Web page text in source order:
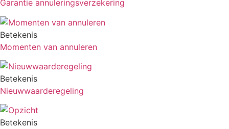
Garantie annuleringsverzekering
Betekenis
Momenten van annuleren
Betekenis
Nieuwwaarderegeling
Betekenis